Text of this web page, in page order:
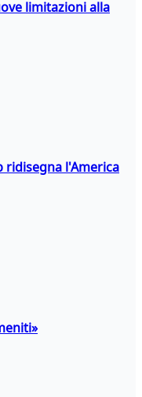
limitazioni alla
ridisegna l'America